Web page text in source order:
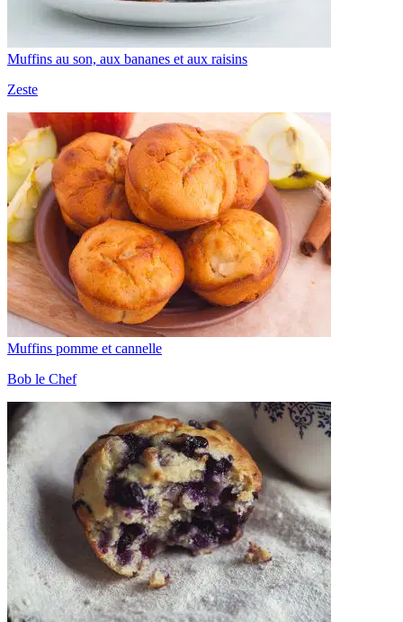
Muffins au son, aux bananes et aux raisins
Zeste
Muffins pomme et cannelle
Bob le Chef